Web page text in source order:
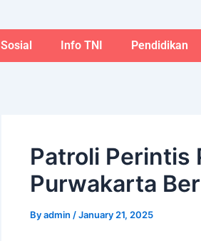
Sosial Info TNI Pendidikan
Patroli Perintis
Purwakarta
Byadmin /January 21, 2025